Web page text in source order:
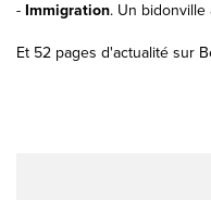
- Immigration. Un
Et 52 pages d'actualité sur